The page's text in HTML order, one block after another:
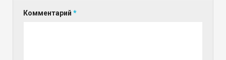
Комментарий *